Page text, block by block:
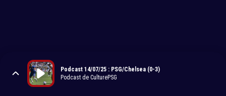
Podcast 14/07/25 : PSG/Chelsea (0-3)
Podcast de CulturePSG